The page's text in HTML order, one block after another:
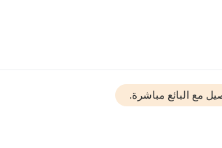
مع البائع مباشرة.